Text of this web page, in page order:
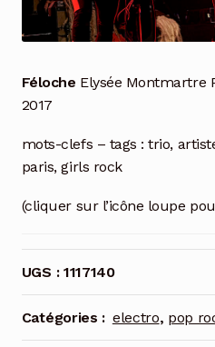
Féloche Elysée Montmartre
2017
mots-clefs – tags : trio,
paris, girls rock
(cliquer sur l’icône loupe
UGS : 1117140
Catégories : electro, pop